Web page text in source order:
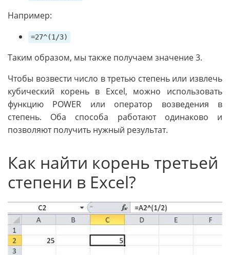
Например:
=27^(1/3)
Таким образом, мы также получаем значение 3.
Чтобы возвести число в третью степень или извлечь
кубический корень в Excel, можно использовать
функцию POWER или оператор возведения в
степень. Оба способа работают одинаково и
позволяют получить нужный результат.
Как найти корень третьей
степени в Excel?